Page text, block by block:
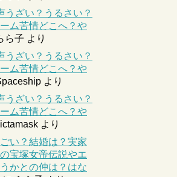
うざい？うるさい？
ム苦情どこへ？や
ら子 より
うざい？うるさい？
ム苦情どこへ？や
より
うざい？うるさい？
ム苦情どこへ？や
より
い？結婚は？実家
宝塚女帝伝説やエ
かとの仲は？はな